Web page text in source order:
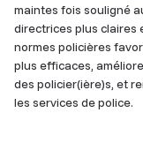
maintes fois souligné
directrices plus claires
normes policières
plus efficaces,
des policier(ière)s, et
les services de police.